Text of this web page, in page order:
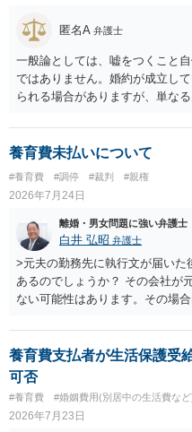
匿名A 弁護士
一般論としては、嘘をつくこと
ではありません。婚約が成立し
られる場合がありますが、単な
慰謝料は生じないことが多いと
が、仮に交際を進めたとしても
高かったということですので、
って、交際を終わらせるのがよい
養育費未払いについて
#養育費 #調停 #裁判 #親権
2026年7月24日
離婚・男女問題に強い弁護士
白井 弘昭 弁護士
>元夫の勤務先に執行文が届いた
あるのでしょうか？ その会社が
ない可能性はあります。その場
押さえ、元夫名義の車の差し押
きなかった場合は、公正証書の
ても取れなくても、執行裁判所
す。 ＞他の弁護士さんに再度依
だ、取れなかった場合に取り立
護士に頼む必要は無いでしょう。
養育費支払者が生活保護受
可否
#養育費 #婚姻費用(別居中の生活費など
2026年7月23日